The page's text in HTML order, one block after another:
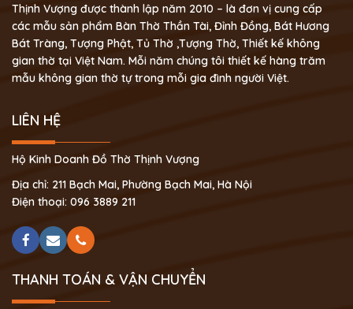
Thịnh Vượng được thành lập năm 2010 – là đơn vị cung cấp
các mẫu sản phẩm Bàn Thờ Thần Tài, Đỉnh Đồng, Bát Hương
Bát Tràng, Tượng Phật, Tủ Thờ ,Tượng Thờ, Thiết kế không
gian thờ tại Việt Nam. Mỗi năm chúng tôi thiết kế hàng trăm
mẫu không gian thờ tự trong mỗi gia đình người Việt.
LIÊN HỆ
Hộ Kinh Doanh Đồ Thờ Thịnh Vượng
Địa chỉ: 211 Bạch Mai, Phường Bạch Mai, Hà Nội
Điện thoại: 096 3889 211
THANH TOÁN & VẬN CHUYỂN